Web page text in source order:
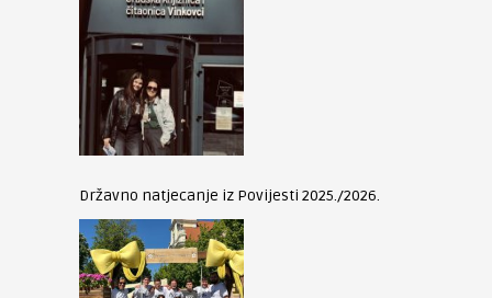
Državno natjecanje iz Povijesti 2025./2026.